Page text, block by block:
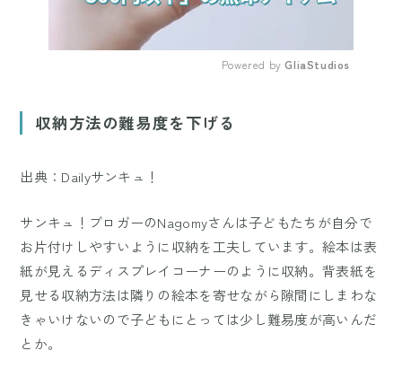
Powered by GliaStudios
収納方法の難易度を下げる
出典：Dailyサンキュ！
サンキュ！ブロガーのNagomyさんは子どもたちが自分で
お片付けしやすいように収納を工夫しています。絵本は表
紙が見えるディスプレイコーナーのように収納。背表紙を
見せる収納方法は隣りの絵本を寄せながら隙間にしまわな
きゃいけないので子どもにとっては少し難易度が高いんだ
とか。